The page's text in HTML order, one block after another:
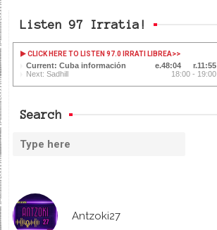
Listen 97 Irratia!
CLICK HERE TO LISTEN 97.0 IRRATI LIBREA>>
Current: Cuba información 48:04
11:55
Next: Sadhill
18:00 - 19:00
Search
Antzoki27